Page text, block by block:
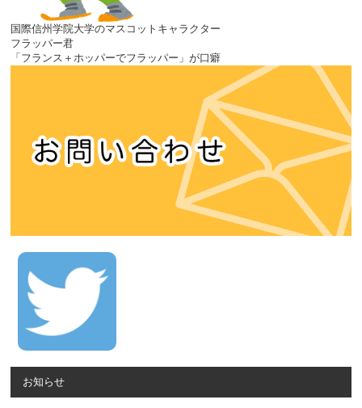
国際信州学院大学のマスコットキャラクター
フラッパー君
「フランス＋ホッパーでフラッパー」が口癖
お知らせ